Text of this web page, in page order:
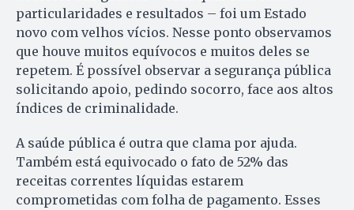
particularidades e resultados – foi um Estado
novo com velhos vícios. Nesse ponto observamos
que houve muitos equívocos e muitos deles se
repetem. É possível observar a segurança pública
solicitando apoio, pedindo socorro, face aos altos
índices de criminalidade.
A saúde pública é outra que clama por ajuda.
Também está equivocado o fato de 52% das
receitas correntes líquidas estarem
comprometidas com folha de pagamento. Esses